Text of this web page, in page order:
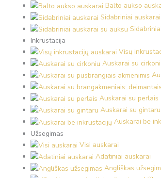
Balto aukso
Sidabriniai auskarai
Inkrustacija
Visų
Auskarai su
Auskarai su perlais
Auskarai su gintaru
Auskarai be
Užsegimas
Visi auskarai
Adatiniai auskarai
Angliškas